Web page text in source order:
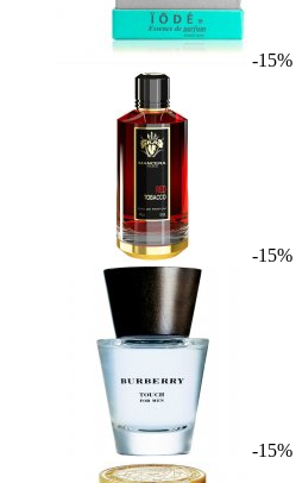
-15%
-15%
-15%